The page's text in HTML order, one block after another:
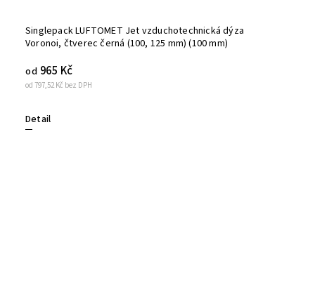
Singlepack LUFTOMET Jet vzduchotechnická dýza
Voronoi, čtverec černá (100, 125 mm) (100 mm)
od 797,52 Kč bez DPH
od 965 Kč
Detail